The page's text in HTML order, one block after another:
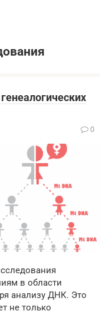
0
в области
анализу ДНК. Это
не только